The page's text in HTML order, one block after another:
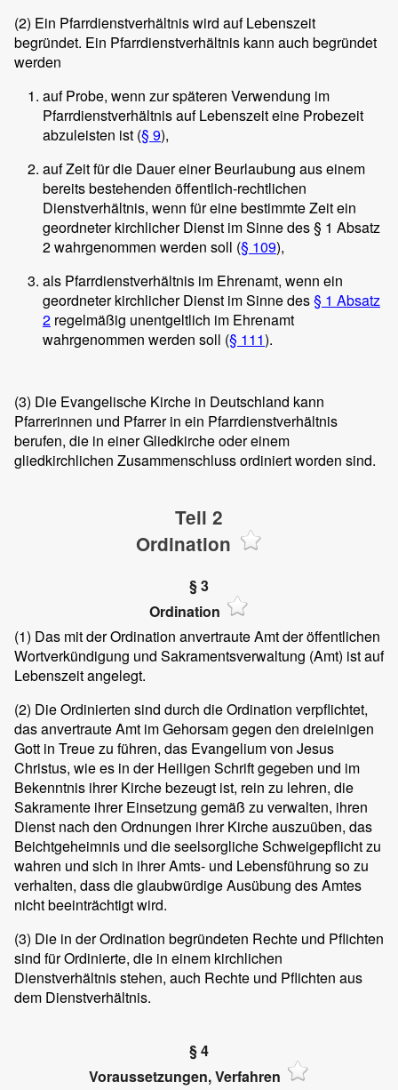
(2) Ein Pfarrdienstverhältnis wird auf Lebenszeit
begründet. Ein Pfarrdienstverhältnis kann auch begründet
werden
auf Probe, wenn zur späteren Verwendung im
Pfarrdienstverhältnis auf Lebenszeit eine Probezeit
abzuleisten ist (§ 9),
auf Zeit für die Dauer einer Beurlaubung aus einem
bereits bestehenden öffentlich-rechtlichen
Dienstverhältnis, wenn für eine bestimmte Zeit ein
geordneter kirchlicher Dienst im Sinne des § 1 Absatz
2 wahrgenommen werden soll (§ 109),
als Pfarrdienstverhältnis im Ehrenamt, wenn ein
geordneter kirchlicher Dienst im Sinne des§ 1 Absatz
2 regelmäßig unentgeltlich im Ehrenamt
wahrgenommen werden soll (§ 111).
(3) Die Evangelische Kirche in Deutschland kann
Pfarrerinnen und Pfarrer in ein Pfarrdienstverhältnis
berufen, die in einer Gliedkirche oder einem
gliedkirchlichen Zusammenschluss ordiniert worden sind.
Teil 2
Ordination
§ 3
Ordination
(1) Das mit der Ordination anvertraute Amt der öffentlichen
Wortverkündigung und Sakramentsverwaltung (Amt) ist auf
Lebenszeit angelegt.
(2) Die Ordinierten sind durch die Ordination verpflichtet,
das anvertraute Amt im Gehorsam gegen den dreieinigen
Gott in Treue zu führen, das Evangelium von Jesus
Christus, wie es in der Heiligen Schrift gegeben und im
Bekenntnis ihrer Kirche bezeugt ist, rein zu lehren, die
Sakramente ihrer Einsetzung gemäß zu verwalten, ihren
Dienst nach den Ordnungen ihrer Kirche auszuüben, das
Beichtgeheimnis und die seelsorgliche Schweigepflicht zu
wahren und sich in ihrer Amts- und Lebensführung so zu
verhalten, dass die glaubwürdige Ausübung des Amtes
nicht beeinträchtigt wird.
(3) Die in der Ordination begründeten Rechte und Pflichten
sind für Ordinierte, die in einem kirchlichen
Dienstverhältnis stehen, auch Rechte und Pflichten aus
dem Dienstverhältnis.
§ 4
Voraussetzungen, Verfahren